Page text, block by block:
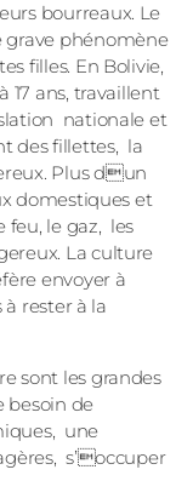
bourreaux. Le
grave phénomène
filles. En Bolivie,
17 ans, travaillent
nationale et
des fillettes, la
Plus dun
domestiques et
feu, le gaz, les
La culture
envoyer à
rester à la
sont les grandes
besoin de
une
s’occuper